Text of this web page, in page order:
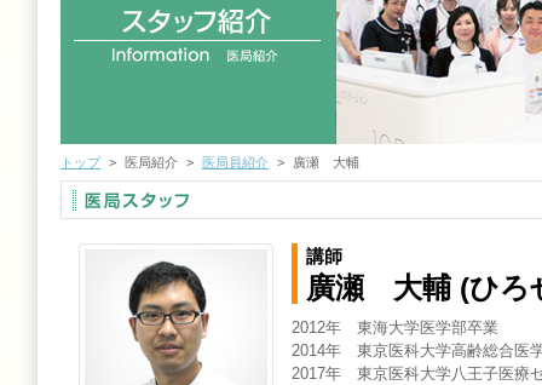
トップ > 医局紹介 > 医局員紹介 > 廣瀬 大輔
講師
廣瀬 大輔 (ひ
2012年 東海大学医学部卒業
2014年 東京医科大学高齢総合医
2017年 東京医科大学八王子医療